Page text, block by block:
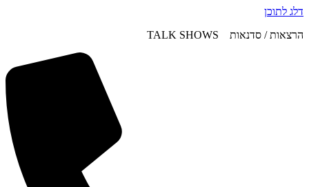
דלג לתוכן
הרצאות / סדנאות TALK SHOWS